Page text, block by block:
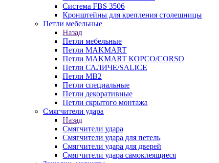
Система FBS 3506
Кронштейны для крепления столешницы
Петли мебельные
Назад
Петли мебельные
Петли MAKMART
Петли MAKMART КОРСО/CORSO
Петли САЛИЧЕ/SALICE
Петли MB2
Петли специальные
Петли декоративные
Петли скрытого монтажа
Смягчители удара
Назад
Смягчители удара
Смягчители удара для петель
Смягчители удара для дверей
Cмягчители удара самоклеящиеся